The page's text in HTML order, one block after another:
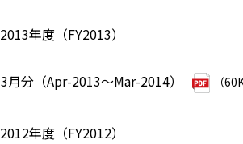
2013年度（FY2013）
分（Apr-2013～Mar-2014） （
2012年度（FY2012）